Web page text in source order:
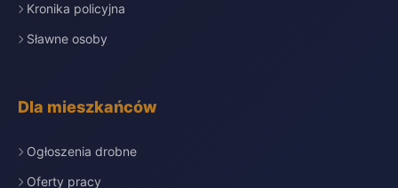
Kronika policyjna
Sławne osoby
Dla mieszkańców
Ogłoszenia drobne
Oferty pracy